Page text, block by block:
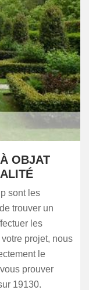
OBJAT
sont les
trouver un
les
projet, nous
le
prouver
19130.